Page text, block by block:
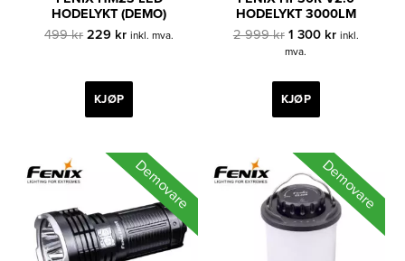
HODELYKT (DEMO)
499kr Opprinnelig
499 kr.
229 krNåværende
229 kr.
inkl. mva.
KJØP
HODELYKT 3000LM
2 999kr Opprinnelig
pris
2
999 kr.
1 300 krNåværende
inkl.
mva.
KJØP
Demovare Demovare